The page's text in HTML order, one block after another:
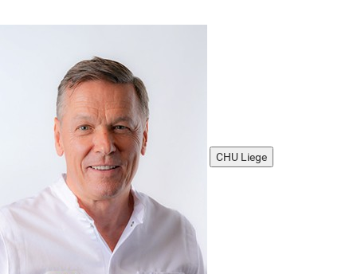
CHU Liege